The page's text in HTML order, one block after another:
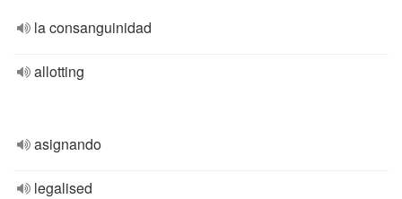
la consanguinidad
allotting
asignando
legalised